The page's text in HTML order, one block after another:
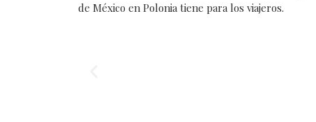
de México en Polonia tiene para los viajeros.